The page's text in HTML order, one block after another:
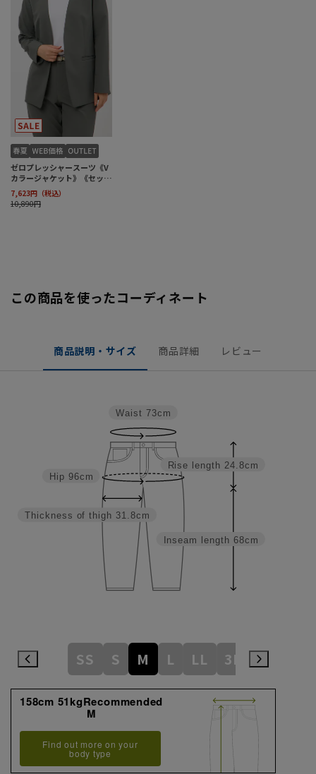
この商品を使ったコーディネート
商品説明・サイズ 商品詳細 レビュー
Inseam length 68cm
Rise length 24.8cm
Thickness of thigh 31.8cm
Hip 96cm
Waist 73cm
SS S M L LL 3L
158cm 51kgRecommended
M
Find out more on your
body type